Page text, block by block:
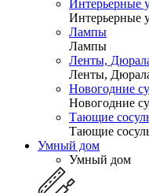
Интерьерные
Интерьерные
Лампы
Лампы
Ленты,
Ленты,
Новогодние
Новогодние
Тающие
Тающие
Умный дом
Умный дом